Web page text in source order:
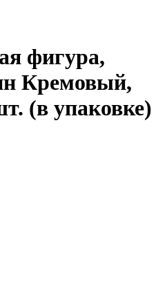
фигура,
Кремовый,
(в упаковке)